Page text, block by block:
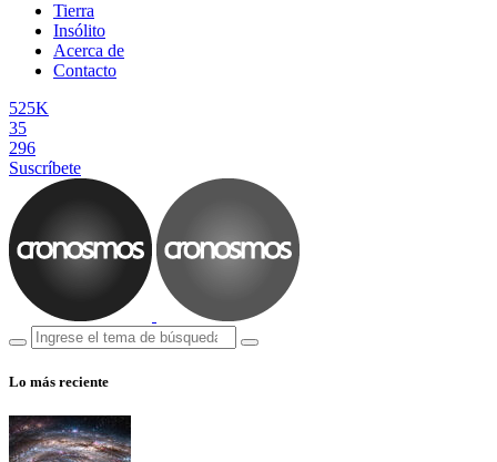
Tierra
Insólito
Acerca de
Contacto
525K
35
296
Suscríbete
Lo más reciente